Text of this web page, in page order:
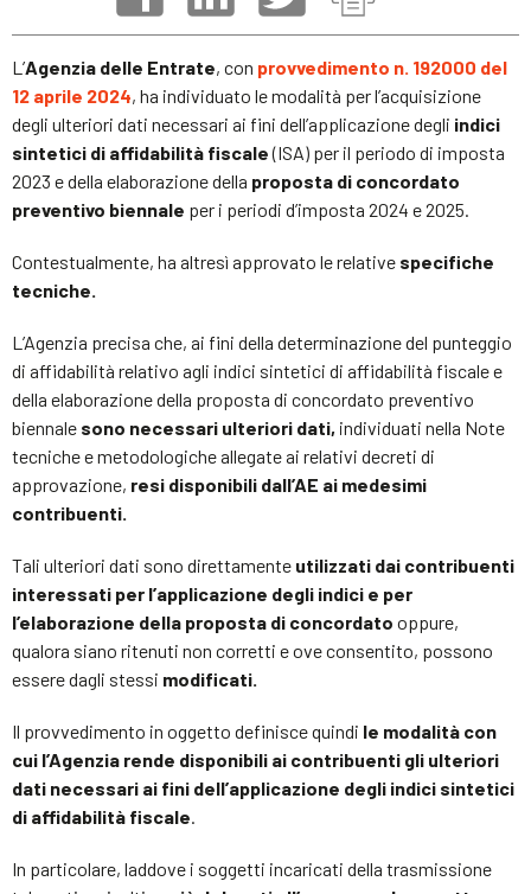
L’Agenzia delle Entrate, con provvedimento n. 192000 del
12 aprile 2024, ha individuato le modalità per l’acquisizione
degli ulteriori dati necessari ai fini dell’applicazione degli indici
sintetici di affidabilità fiscale(ISA) per il periodo di imposta
2023 e della elaborazione della proposta di concordato
preventivo biennale per i periodi d’imposta 2024 e 2025.
Contestualmente, ha altresì approvato le relative specifiche
tecniche.
L’Agenzia precisa che, ai fini della determinazione del punteggio
di affidabilità relativo agli indici sintetici di affidabilità fiscale e
della elaborazione della proposta di concordato preventivo
biennale sono necessari ulteriori dati, individuati nella Note
tecniche e metodologiche allegate ai relativi decreti di
approvazione, resi disponibili dall’AE ai medesimi
contribuenti.
Tali ulteriori dati sono direttamente utilizzati dai contribuenti
interessati per l’applicazione degli indici e per
l’elaborazione della proposta di concordato oppure,
qualora siano ritenuti non corretti e ove consentito, possono
essere dagli stessi modificati.
Il provvedimento in oggetto definisce quindi le modalità con
cui l’Agenzia rende disponibili ai contribuenti gli ulteriori
dati necessari ai fini dell’applicazione degli indici sintetici
di affidabilità fiscale.
In particolare, laddove i soggetti incaricati della trasmissione